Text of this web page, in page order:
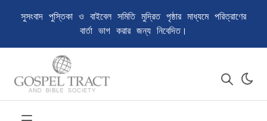
সুসংবাদ পুস্তিকা ও বাইবেল সমিতি মুদ্রিত পৃষ্ঠার মাধ্যমে পরিত্রাণের
বার্তা ভাগ করার জন্য নিবেদিত।